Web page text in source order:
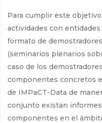
Para cumplir este
actividades con
formato de
(seminarios plenarios
caso de los
componentes concretos
de IMPaCT-Data de
conjunto existan
componentes en el